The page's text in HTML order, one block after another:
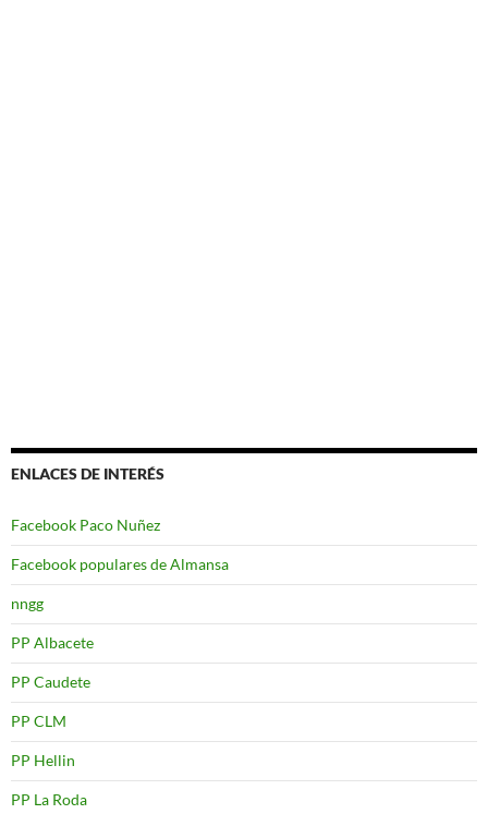
ENLACES DE INTERÉS
Facebook Paco Nuñez
Facebook populares de Almansa
nngg
PP Albacete
PP Caudete
PP CLM
PP Hellin
PP La Roda